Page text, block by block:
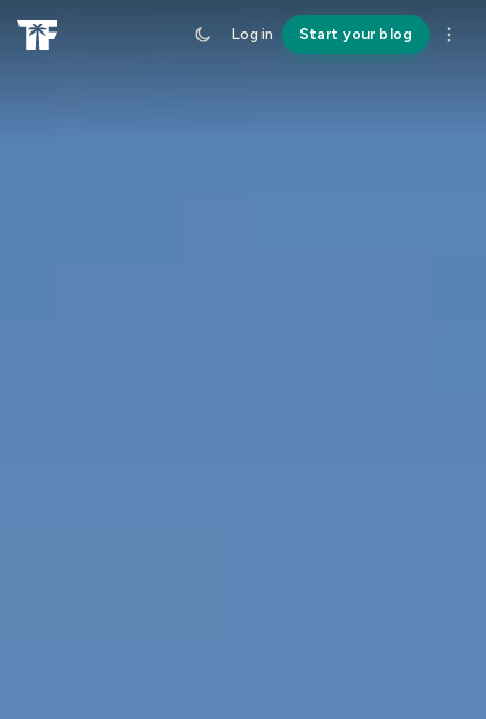
Log in Start your blog